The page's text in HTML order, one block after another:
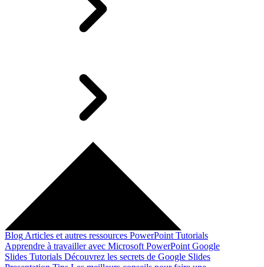
Blog Articles et autres ressources PowerPoint Tutorials
Apprendre à travailler avec Microsoft PowerPoint Google
Slides Tutorials Découvrez les secrets de Google Slides